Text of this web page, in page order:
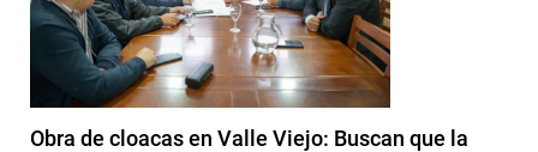
Obra de cloacas en Valle Viejo: Buscan que la